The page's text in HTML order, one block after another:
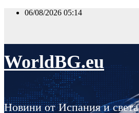
Skip
06/08/2026 05:14
WorldBG.eu
Новини от Испания и света